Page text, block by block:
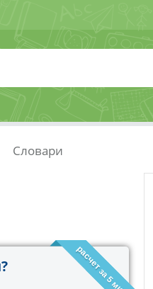
Словари
расчет за 5 минут!